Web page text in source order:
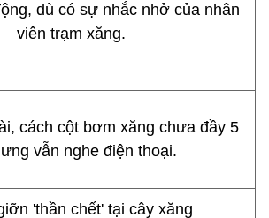
dù có sự nhắc nhở của nhân
viên trạm xăng.
cách cột bơm xăng chưa đầy 5
vẫn nghe điện thoại.